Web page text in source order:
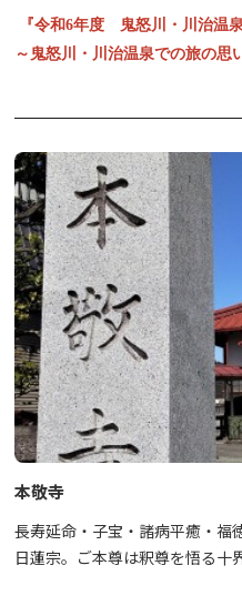
『令和6年度 鬼怒川・川治温
～鬼怒川・川治温泉での旅の思
【応募方法】
◆「川柳記入用紙」に記入。（
に限ります）
↓
◆鬼怒川・川治温泉観光情報セ
向い側）設置の「川柳コンテス
※以上で応募は完了です。
【発表】
入賞者のみに、郵送にてお知ら
※入賞者には「鬼怒川・川治温
たします。（郵送）
※入賞作品は鬼怒川・川治温泉
載。
本敬寺
長寿延命・子宝・諸病平癒・福
日蓮宗。ご本尊は釈尊を悟る十